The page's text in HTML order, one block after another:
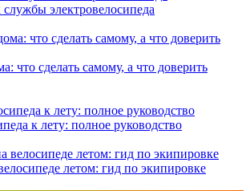
электровелосипеда
что сделать самому, а что доверить
к лету: полное руководство
летом: гид по экипировке